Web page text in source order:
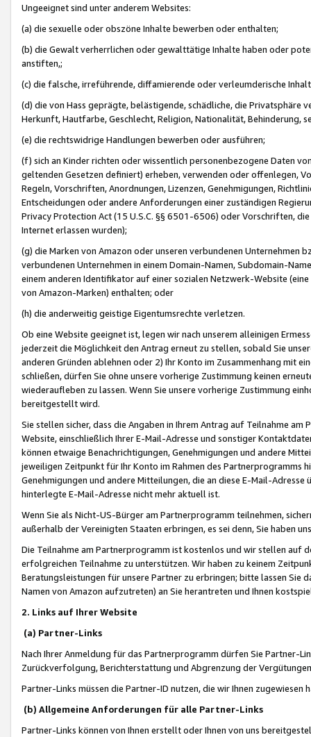
Ungeeignet sind unter anderem Websites:
(a) die sexuelle oder obszöne Inhalte bewerben oder enthalten;
(b) die Gewalt verherrlichen oder gewalttätige Inhalte haben oder
anstiften,;
(c) die falsche, irreführende, diffamierende oder verleumderische
(d) die von Hass geprägte, belästigende, schädliche, die Privatsphäre
Herkunft, Hautfarbe, Geschlecht, Religion, Nationalität, Behinderung,
(e) die rechtswidrige Handlungen bewerben oder ausführen;
(f) sich an Kinder richten oder wissentlich personenbezogene Daten
geltenden Gesetzen definiert) erheben, verwenden oder offenlegen,
Regeln, Vorschriften, Anordnungen, Lizenzen, Genehmigungen,
Entscheidungen oder andere Anforderungen einer zuständigen
Privacy Protection Act (15 U.S.C. §§ 6501-6506) oder Vorschriften,
Internet erlassen wurden);
(g) die Marken von Amazon oder unseren verbundenen Unternehmen
verbundenen Unternehmen in einem Domain-Namen, Subdomain-
einem anderen Identifikator auf einer sozialen Netzwerk-Website
von Amazon-Marken) enthalten; oder
(h) die anderweitig geistige Eigentumsrechte verletzen.
Ob eine Website geeignet ist, legen wir nach unserem alleinigen
jederzeit die Möglichkeit den Antrag erneut zu stellen, sobald Sie
anderen Gründen ablehnen oder 2) Ihr Konto im Zusammenhang mit
schließen, dürfen Sie ohne unsere vorherige Zustimmung keinen
wiederaufleben zu lassen. Wenn Sie unsere vorherige Zustimmung
bereitgestellt wird.
Sie stellen sicher, dass die Angaben in Ihrem Antrag auf Teilnahme
Website, einschließlich Ihrer E-Mail-Adresse und sonstiger
können etwaige Benachrichtigungen, Genehmigungen und andere
jeweiligen Zeitpunkt für Ihr Konto im Rahmen des Partnerprogramms
Genehmigungen und andere Mitteilungen, die an diese E-Mail-
hinterlegte E-Mail-Adresse nicht mehr aktuell ist.
Wenn Sie als Nicht-US-Bürger am Partnerprogramm teilnehmen,
außerhalb der Vereinigten Staaten erbringen, es sei denn, Sie haben
Die Teilnahme am Partnerprogramm ist kostenlos und wir stellen auf
erfolgreichen Teilnahme zu unterstützen. Wir haben zu keinem
Beratungsleistungen für unsere Partner zu erbringen; bitte lassen Sie
Namen von Amazon aufzutreten) an Sie herantreten und Ihnen
2. Links auf Ihrer Website
(a) Partner-Links
Nach Ihrer Anmeldung für das Partnerprogramm dürfen Sie Partner-
Zurückverfolgung, Berichterstattung und Abgrenzung der
Partner-Links müssen die Partner-ID nutzen, die wir Ihnen zugewiesen
(b) Allgemeine Anforderungen für alle Partner-Links
Partner-Links können von Ihnen erstellt oder Ihnen von uns